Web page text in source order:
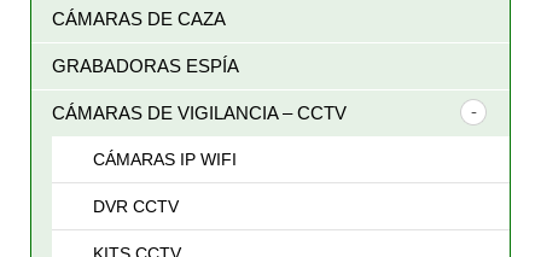
CÁMARAS DE CAZA
GRABADORAS ESPÍA
CÁMARAS DE VIGILANCIA – CCTV
CÁMARAS IP WIFI
DVR CCTV